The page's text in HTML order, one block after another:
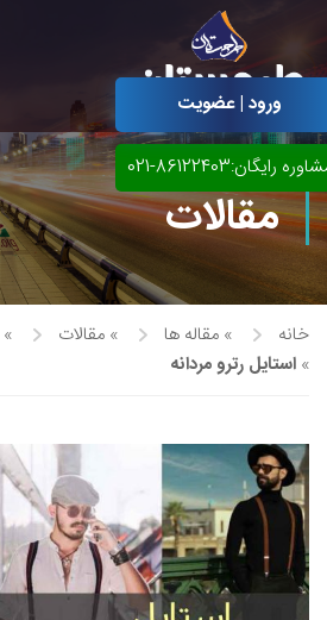
آموزش مجازی طراحی لباس
آموزش مجازی گرافیک
آموزش مجازی طراحی داخلی
نقاشی پاستل
نقاشی رنگ روغن
نقاشی آبرنگ
خوشنویسی نستعلیق
خوشنویسی با خودکار
ورود | عضویت
رایگان:86122403-021
مقالات
خانه » مقاله ها » مقالات »
» استایل رترو مردانه